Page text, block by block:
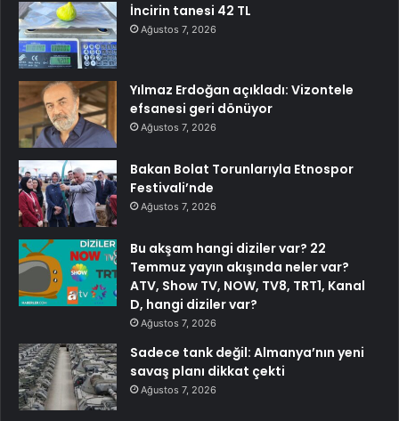
İncirin tanesi 42 TL
Ağustos 7, 2026
Yılmaz Erdoğan açıkladı: Vizontele
efsanesi geri dönüyor
Ağustos 7, 2026
Bakan Bolat Torunlarıyla Etnospor
Festivali’nde
Ağustos 7, 2026
Bu akşam hangi diziler var? 22
Temmuz yayın akışında neler var?
ATV, Show TV, NOW, TV8, TRT1, Kanal
D, hangi diziler var?
Ağustos 7, 2026
Sadece tank değil: Almanya’nın yeni
savaş planı dikkat çekti
Ağustos 7, 2026